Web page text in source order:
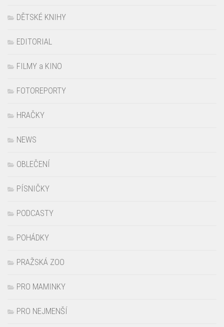
DĚTSKÉ KNIHY
EDITORIAL
FILMY a KINO
FOTOREPORTY
HRAČKY
NEWS
OBLEČENÍ
PÍSNIČKY
PODCASTY
POHÁDKY
PRAŽSKÁ ZOO
PRO MAMINKY
PRO NEJMENŠÍ